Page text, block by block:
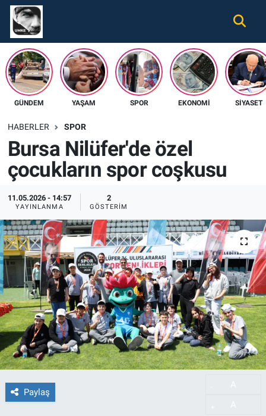
GÜNDEM YAŞAM SPOR EKONOMI SIYASET
HABERLER SPOR
Bursa Nilüfer'de özel
çocukların spor coşkusu
11.05.2026 - 14:57
YAYINLANMA
2
GÖSTERIM
Paylaş
Gündem
Ekonomi
Spor
Tüm Haberler
İletişim
Künye
Nöbetçi Eczaneler
Hava Durumu
Namaz Vakitleri
Süper Lig Puan Durumu ve Fikstür
Tüm Manşetler
Son Dakika Haberleri
Haber Arşivi